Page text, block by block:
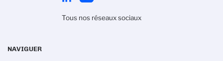
Tous nos réseaux sociaux
NAVIGUER